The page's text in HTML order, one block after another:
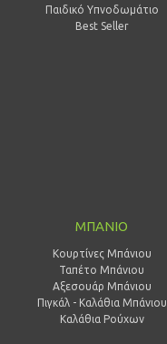
Παιδικό Υπνοδωμάτιο
Best Seller
ΜΠΑΝΙΟ
Κουρτίνες Μπάνιου
Ταπέτο Μπάνιου
Αξεσουάρ Μπάνιου
Πιγκάλ - Καλάθια Μπάνιου
Καλάθια Ρούχων